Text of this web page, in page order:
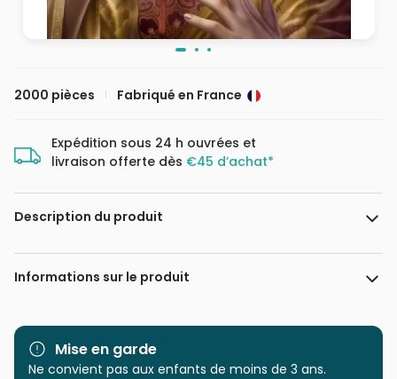
2000 pièces Fabriqué en France
Expédition sous 24 h ouvrées et
livraison offerte dès €45 d’achat*
Description du produit
Cris Ortega. www.crisortega.com
Informations sur le produit
Marque Grafika
Catégorie Puzzles - Art
Mise en garde
Ne convient pas aux enfants de moins de 3 ans.